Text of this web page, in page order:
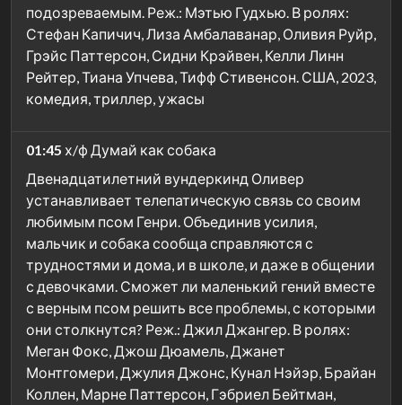
подозреваемым. Реж.: Мэтью Гудхью. В ролях:
Стефан Капичич, Лиза Амбалаванар, Оливия Руйр,
Грэйс Паттерсон, Сидни Крэйвен, Келли Линн
Рейтер, Тиана Упчева, Тифф Стивенсон. США, 2023,
комедия, триллер, ужасы
01:45 х/ф Думай как собака
Двенадцатилетний вундеркинд Оливер
устанавливает телепатическую связь со своим
любимым псом Генри. Объединив усилия,
мальчик и собака сообща справляются с
трудностями и дома, и в школе, и даже в общении
с девочками. Сможет ли маленький гений вместе
с верным псом решить все проблемы, с которыми
они столкнутся? Реж.: Джил Джангер. В ролях:
Меган Фокс, Джош Дюамель, Джанет
Монтгомери, Джулия Джонс, Кунал Нэйэр, Брайан
Коллен, Марне Паттерсон, Гэбриел Бейтман,